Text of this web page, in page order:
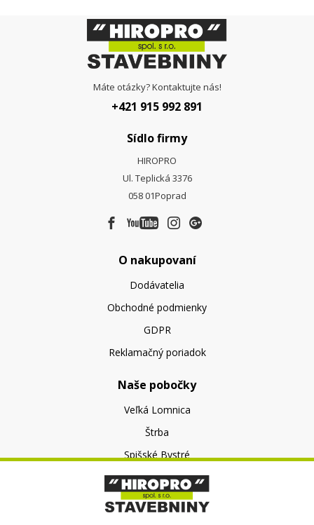
Máte otázky? Kontaktujte nás!
+421 915 992 891
Sídlo firmy
HIROPRO
Ul. Teplická 3376
058 01Poprad
O nakupovaní
Dodávatelia
Obchodné podmienky
GDPR
Reklamačný poriadok
Naše pobočky
Veľká Lomnica
Štrba
Spišské Bystré
O nás
O spoločnosti